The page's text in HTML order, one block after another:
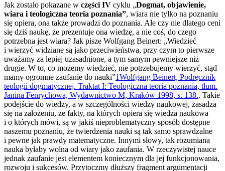
Jak zostało pokazane w części IV cyklu „Dogmat, objawienie,
wiara i teologiczna teoria poznania”, wiara nie tylko na poznaniu
się opiera, ona także prowadzi do poznania. Ale czy nie dlatego ceni
się dziś naukę, że prezentuje ona wiedzę, a nie coś, do czego
potrzebna jest wiara? Jak pisze Wolfgang Beinert: „Wiedzieć
i wierzyć widziane są jako przeciwieństwa, przy czym to pierwsze
uważamy za lepiej uzasadnione, a tym samym pewniejsze niż
drugie. W to, co możemy wiedzieć, nie potrzebujemy wierzyć, stąd
mamy ogromne zaufanie do nauki”1Wolfgang Beinert, Podręcznik
teologii dogmatycznej. Traktat I: Teologiczna teoria poznania, tłum.
Janina Fenrychowa, Wydawnictwo M, Kraków 1998, s. 138.. Takie
podejście do wiedzy, a w szczególności wiedzy naukowej, zasadza
się na założeniu, że fakty, na których opiera się wiedza naukowa
i o których mówi, są w jakiś nieproblematyczny sposób dostępne
naszemu poznaniu, że twierdzenia nauki są tak samo sprawdzalne
i pewne jak prawdy matematyczne. Innymi słowy, tak rozumiana
nauka byłaby wolna od wiary jako zaufania. W rzeczywistej nauce
jednak zaufanie jest elementem koniecznym dla jej funkcjonowania,
rozwoju i sukcesów. Przytoczmy dłuższy fragment argumentacji